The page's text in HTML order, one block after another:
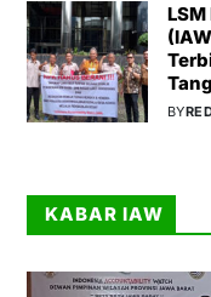
BY
KABAR IAW